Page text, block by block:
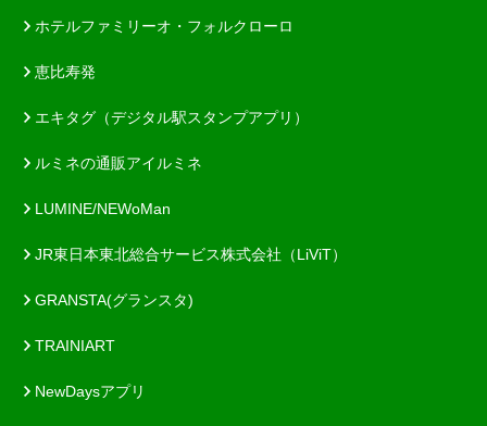
ホテルファミリーオ・フォルクローロ
恵比寿発
エキタグ（デジタル駅スタンプアプリ）
ルミネの通販アイルミネ
LUMINE/NEWoMan
JR東日本東北総合サービス株式会社（LiViT）
GRANSTA(グランスタ)
TRAINIART
NewDaysアプリ